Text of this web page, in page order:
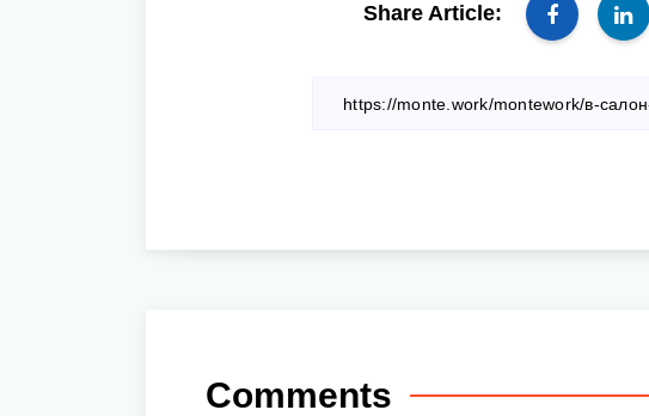
Share Article:
Comments